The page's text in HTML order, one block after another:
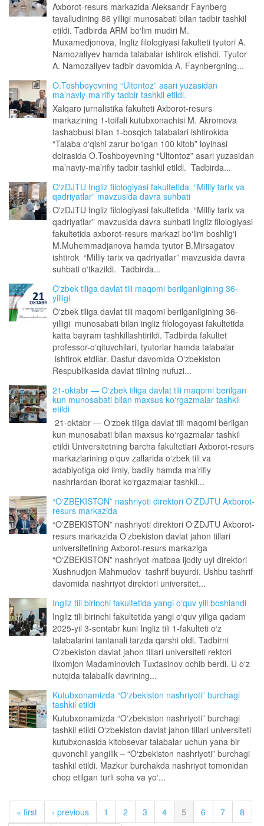
Axborot-resurs markazida Aleksandr Faynberg
tavalludining 86 yilligi munosabati bilan tadbir tashkil
etildi. Tadbirda ARM bo‘lim mudiri M.
Muxamedjonova, Ingliz filologiyasi fakulteti tyutori A.
Namozaliyev hamda talabalar ishtirok etishdi. Tyutor
A. Namozaliyev tadbir davomida A. Faynbergning...
O.Toshboyevning “Ultontoz” asari yuzasidan
ma’naviy-ma’rifiy tadbir tashkil etildi.
Xalqaro jurnalistika fakulteti Axborot-resurs
markazining 1-toifali kutubxonachisi M. Akromova
tashabbusi bilan 1-bosqich talabalari ishtirokida
“Talaba o‘qishi zarur bo‘lgan 100 kitob” loyihasi
doirasida O.Toshboyevning “Ultontoz” asari yuzasidan
ma’naviy-ma’rifiy tadbir tashkil etildi. Tadbirda...
O'zDJTU Ingliz filologiyasi fakultetida “Milliy tarix va
qadriyatlar” mavzusida davra suhbati
O'zDJTU Ingliz filologiyasi fakultetida “Milliy tarix va
qadriyatlar” mavzusida davra suhbati Ingliz filologiyasi
fakultetida axborot-resurs markazi bo‘lim boshlig‘i
M.Muhemmadjanova hamda tyutor B.Mirsagatov
ishtirok “Milliy tarix va qadriyatlar” mavzusida davra
suhbati o‘tkazildi. Tadbirda...
O'zbek tiliga davlat tili maqomi berilganligining 36-
yilligi
O'zbek tiliga davlat tili maqomi berilganligining 36-
yilligi munosabati bilan ingliz filologoyasi fakultetida
katta bayram tashkillashtirildi. Tadbirda fakultet
professor-o‘qituvchilari, tyutorlar hamda talabalar
ishtirok etdilar. Dastur davomida O‘zbekiston
Respublikasida davlat tilining nufuzi...
21-oktabr — O‘zbek tiliga davlat tili maqomi berilgan
kun munosabati bilan maxsus ko‘rgazmalar tashkil
etildi
21-oktabr — O‘zbek tiliga davlat tili maqomi berilgan
kun munosabati bilan maxsus ko‘rgazmalar tashkil
etildi Universitetning barcha fakultetlari Axborot-resurs
markazlarining o‘quv zallarida o‘zbek tili va
adabiyotiga oid ilmiy, badiiy hamda ma’rifiy
nashrlardan iborat ko‘rgazmalar tashkil...
“O‘ZBEKISTON” nashriyoti direktori O‘ZDJTU Axborot-
resurs markazida
“O‘ZBEKISTON” nashriyoti direktori O‘ZDJTU Axborot-
resurs markazida O‘zbekiston davlat jahon tillari
universitetining Axborot-resurs markaziga
“O‘ZBEKISTON” nashriyot-matbaa ijodiy uyi direktori
Xushnudjon Mahmudov tashrif buyurdi. Ushbu tashrif
davomida nashriyot direktori universitet...
Ingliz tili birinchi fakultetida yangi o‘quv yili boshlandi
Ingliz tili birinchi fakultetida yangi o‘quv yiliga qadam
2025-yil 3-sentabr kuni Ingliz tili 1-fakulteti o‘z
talabalarini tantanali tarzda qarshi oldi. Tadbirni
O‘zbekiston davlat jahon tillari universiteti rektori
Ilxomjon Madaminovich Tuxtasinov ochib berdi. U o‘z
nutqida talabalik davrining...
Kutubxonamizda “O‘zbekiston nashriyoti” burchagi
tashkil etildi
Kutubxonamizda “O‘zbekiston nashriyoti” burchagi
tashkil etildi O‘zbekiston davlat jahon tillari universiteti
kutubxonasida kitobsevar talabalar uchun yana bir
quvonchli yangilik – “O‘zbekiston nashriyoti” burchagi
tashkil etildi. Mazkur burchakda nashriyot tomonidan
chop etilgan turli soha va yo‘...
« first ‹ previous 1 2 3 4 5 6 7
8